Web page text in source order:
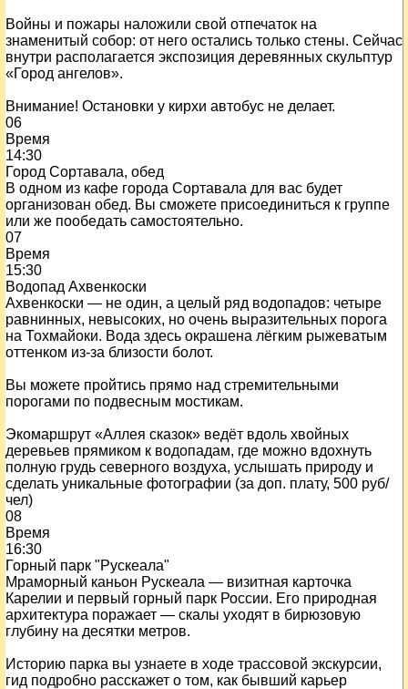
Войны и пожары наложили свой отпечаток на
знаменитый собор: от него остались только стены. Сейчас
внутри располагается экспозиция деревянных скульптур
«Город ангелов».
Внимание! Остановки у кирхи автобус не делает.
06
Время
14:30
Город Сортавала, обед
В одном из кафе города Сортавала для вас будет
организован обед. Вы сможете присоединиться к группе
или же пообедать самостоятельно.
07
Время
15:30
Водопад Ахвенкоски
Ахвенкоски — не один, а целый ряд водопадов: четыре
равнинных, невысоких, но очень выразительных порога
на Тохмайоки. Вода здесь окрашена лёгким рыжеватым
оттенком из-за близости болот.
Вы можете пройтись прямо над стремительными
порогами по подвесным мостикам.
Экомаршрут «Аллея сказок» ведёт вдоль хвойных
деревьев прямиком к водопадам, где можно вдохнуть
полную грудь северного воздуха, услышать природу и
сделать уникальные фотографии (за доп. плату, 500 руб/
чел)
08
Время
16:30
Горный парк "Рускеала"
Мраморный каньон Рускеала — визитная карточка
Карелии и первый горный парк России. Его природная
архитектура поражает — скалы уходят в бирюзовую
глубину на десятки метров.
Историю парка вы узнаете в ходе трассовой экскурсии,
гид подробно расскажет о том, как бывший карьер